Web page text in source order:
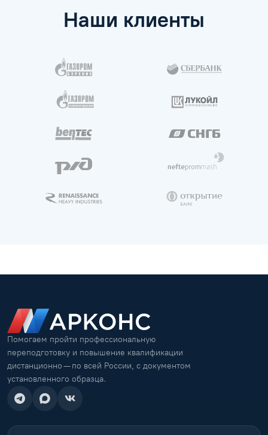
Наши клиенты
Помогаем пройти профессиональную
переподготовку и повышение квалификации
дистанционно — по всей России, с документом
установленного образца.